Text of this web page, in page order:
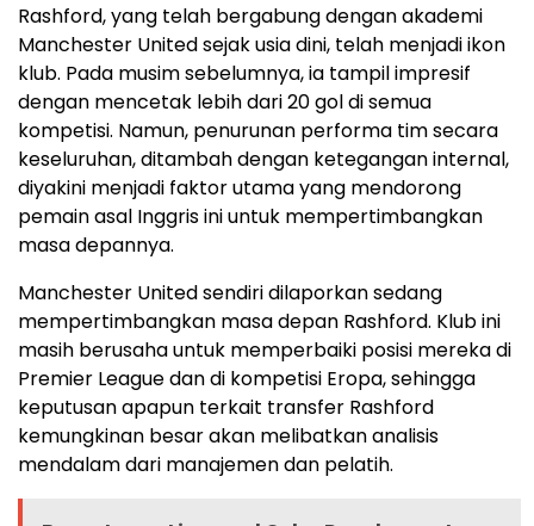
Rashford, yang telah bergabung dengan akademi
Manchester United sejak usia dini, telah menjadi ikon
klub. Pada musim sebelumnya, ia tampil impresif
dengan mencetak lebih dari 20 gol di semua
kompetisi. Namun, penurunan performa tim secara
keseluruhan, ditambah dengan ketegangan internal,
diyakini menjadi faktor utama yang mendorong
pemain asal Inggris ini untuk mempertimbangkan
masa depannya.
Manchester United sendiri dilaporkan sedang
mempertimbangkan masa depan Rashford. Klub ini
masih berusaha untuk memperbaiki posisi mereka di
Premier League dan di kompetisi Eropa, sehingga
keputusan apapun terkait transfer Rashford
kemungkinan besar akan melibatkan analisis
mendalam dari manajemen dan pelatih.